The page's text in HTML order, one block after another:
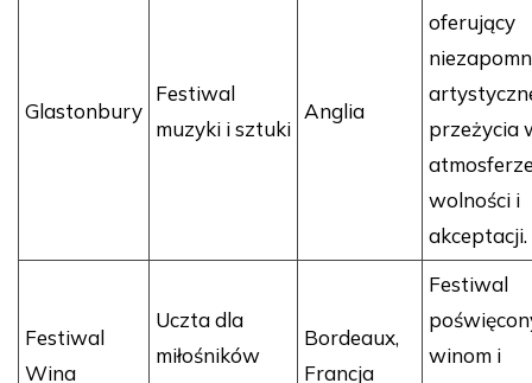
Glastonbury
Festiwal
muzyki i sztuki
Anglia
oferujący
przeżycia
wolności i
akceptacji.
Festiwal
Wina
Uczta dla
miłośników
Bordeaux,
Francja
Festiwal
winom i